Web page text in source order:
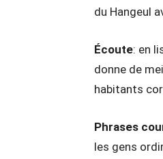
du Hangeul
Écoute: en
donne de
habitants
Phrases
les gens